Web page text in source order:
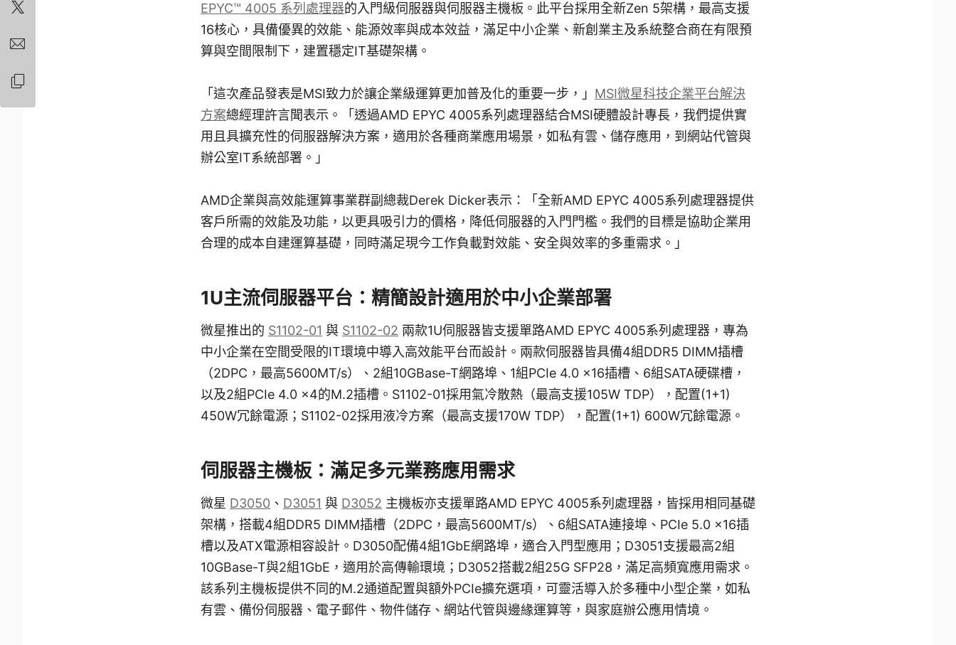
EPYC™ 4005 系列處理器的入門級伺服器與伺服器主機板。此平台採用全新Zen 5架構，最高支援
16核心，具備優異的效能、能源效率與成本效益，滿足中小企業、新創業主及系統整合商在有限預
算與空間限制下，建置穩定IT基礎架構。
「這次產品發表是MSI致力於讓企業級運算更加普及化的重要一步，」 MSI微星科技企業平台解決
方案總經理許言聞表示。「透過AMD EPYC 4005系列處理器結合MSI硬體設計專長，我們提供實
用且具擴充性的伺服器解決方案，適用於各種商業應用場景，如私有雲、儲存應用，到網站代管與
辦公室IT系統部署。」
AMD企業與高效能運算事業群副總裁Derek Dicker表示：「全新AMD EPYC 4005系列處理器提供
客戶所需的效能及功能，以更具吸引力的價格，降低伺服器的入門門檻。我們的目標是協助企業用
合理的成本自建運算基礎，同時滿足現今工作負載對效能、安全與效率的多重需求。」
1U主流伺服器平台：精簡設計適用於中小企業部署
微星推出的 S1102-01 與 S1102-02 兩款1U伺服器皆支援單路AMD EPYC 4005系列處理器，專為
中小企業在空間受限的IT環境中導入高效能平台而設計。兩款伺服器皆具備4組DDR5 DIMM插槽
（2DPC，最高5600MT/s）、2組10GBase-T網路埠、1組PCIe 4.0 x16插槽、6組SATA硬碟槽，
以及2組PCIe 4.0 x4的M.2插槽。S1102-01採用氣冷散熱（最高支援105W TDP），配置(1+1)
450W冗餘電源；S1102-02採用液冷方案（最高支援170W TDP），配置(1+1) 600W冗餘電源。
伺服器主機板：滿足多元業務應用需求
微星 D3050 、 D3051 與 D3052 主機板亦支援單路AMD EPYC 4005系列處理器，皆採用相同基礎
架構，搭載4組DDR5 DIMM插槽（2DPC，最高5600MT/s）、6組SATA連接埠、PCIe 5.0 x16插
槽以及ATX電源相容設計。D3050配備4組1GbE網路埠，適合入門型應用；D3051支援最高2組
10GBase-T與2組1GbE，適用於高傳輸環境；D3052搭載2組25G SFP28，滿足高頻寬應用需求。
該系列主機板提供不同的M.2通道配置與額外PCIe擴充選項，可靈活導入於多種中小型企業，如私
有雲、備份伺服器、電子郵件、物件儲存、網站代管與邊緣運算等，與家庭辦公應用情境。